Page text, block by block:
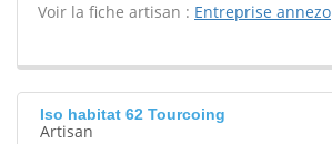
Voir la fiche artisan : Entreprise annezo
Iso habitat 62 Tourcoing
Artisan